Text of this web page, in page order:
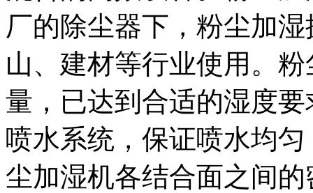
厂的除尘器下，粉尘加
山、建材等行业使用。
量，已达到合适的湿度要
喷水系统，保证喷水均
尘加湿机各结合面之间